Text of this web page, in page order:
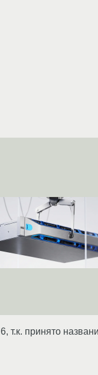
т.к. принято